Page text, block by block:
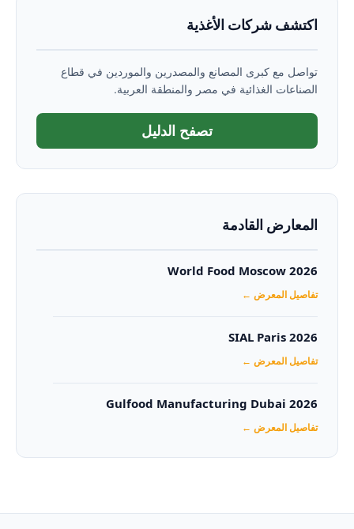
اكتشف شركات الأغذية
تواصل مع كبرى المصانع والمصدرين والموردين في قطاع
الصناعات الغذائية في مصر والمنطقة العربية.
تصفح الدليل
المعارض القادمة
World Food Moscow 2026
تفاصيل المعرض ←
SIAL Paris 2026
تفاصيل المعرض ←
Gulfood Manufacturing Dubai 2026‏
تفاصيل المعرض ←